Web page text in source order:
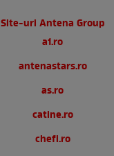
Site-uri Antena Group
a1.ro
antenastars.ro
as.ro
catine.ro
chefi.ro